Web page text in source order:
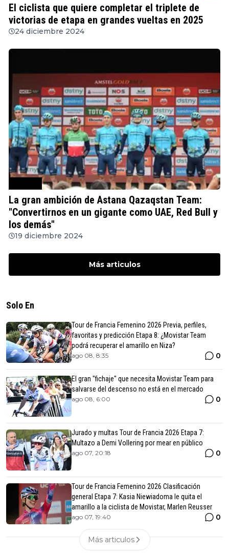
El ciclista que quiere completar el triplete de
victorias de etapa en grandes vueltas en 2025
24 diciembre 2024
La gran ambición de Astana Qazaqstan Team:
"Convertirnos en un gigante como UAE, Red Bull y
los demás"
19 diciembre 2024
Más articulos
Solo En
Tour de Francia Femenino 2026 Previa, perfiles,
favoritas y predicción Etapa 8: ¿Movistar Team
podrá recuperar el amarillo en Niza?
ago 08, 8:35 0
El gran "fichaje" que necesita Movistar Team para
salvarse del descenso no está en el mercado
ago 08, 6:00 0
Jurado y multas Tour de Francia 2026 Etapa 7:
Multazo a Demi Vollering por mear en público
ago 07, 20:18 0
Tour de Francia Femenino 2026 Clasificación
general Etapa 7: Kasia Niewiadoma le quita el
amarillo a la ciclista de Movistar, Marlen Reusser
ago 07, 19:40 0
Más articulos